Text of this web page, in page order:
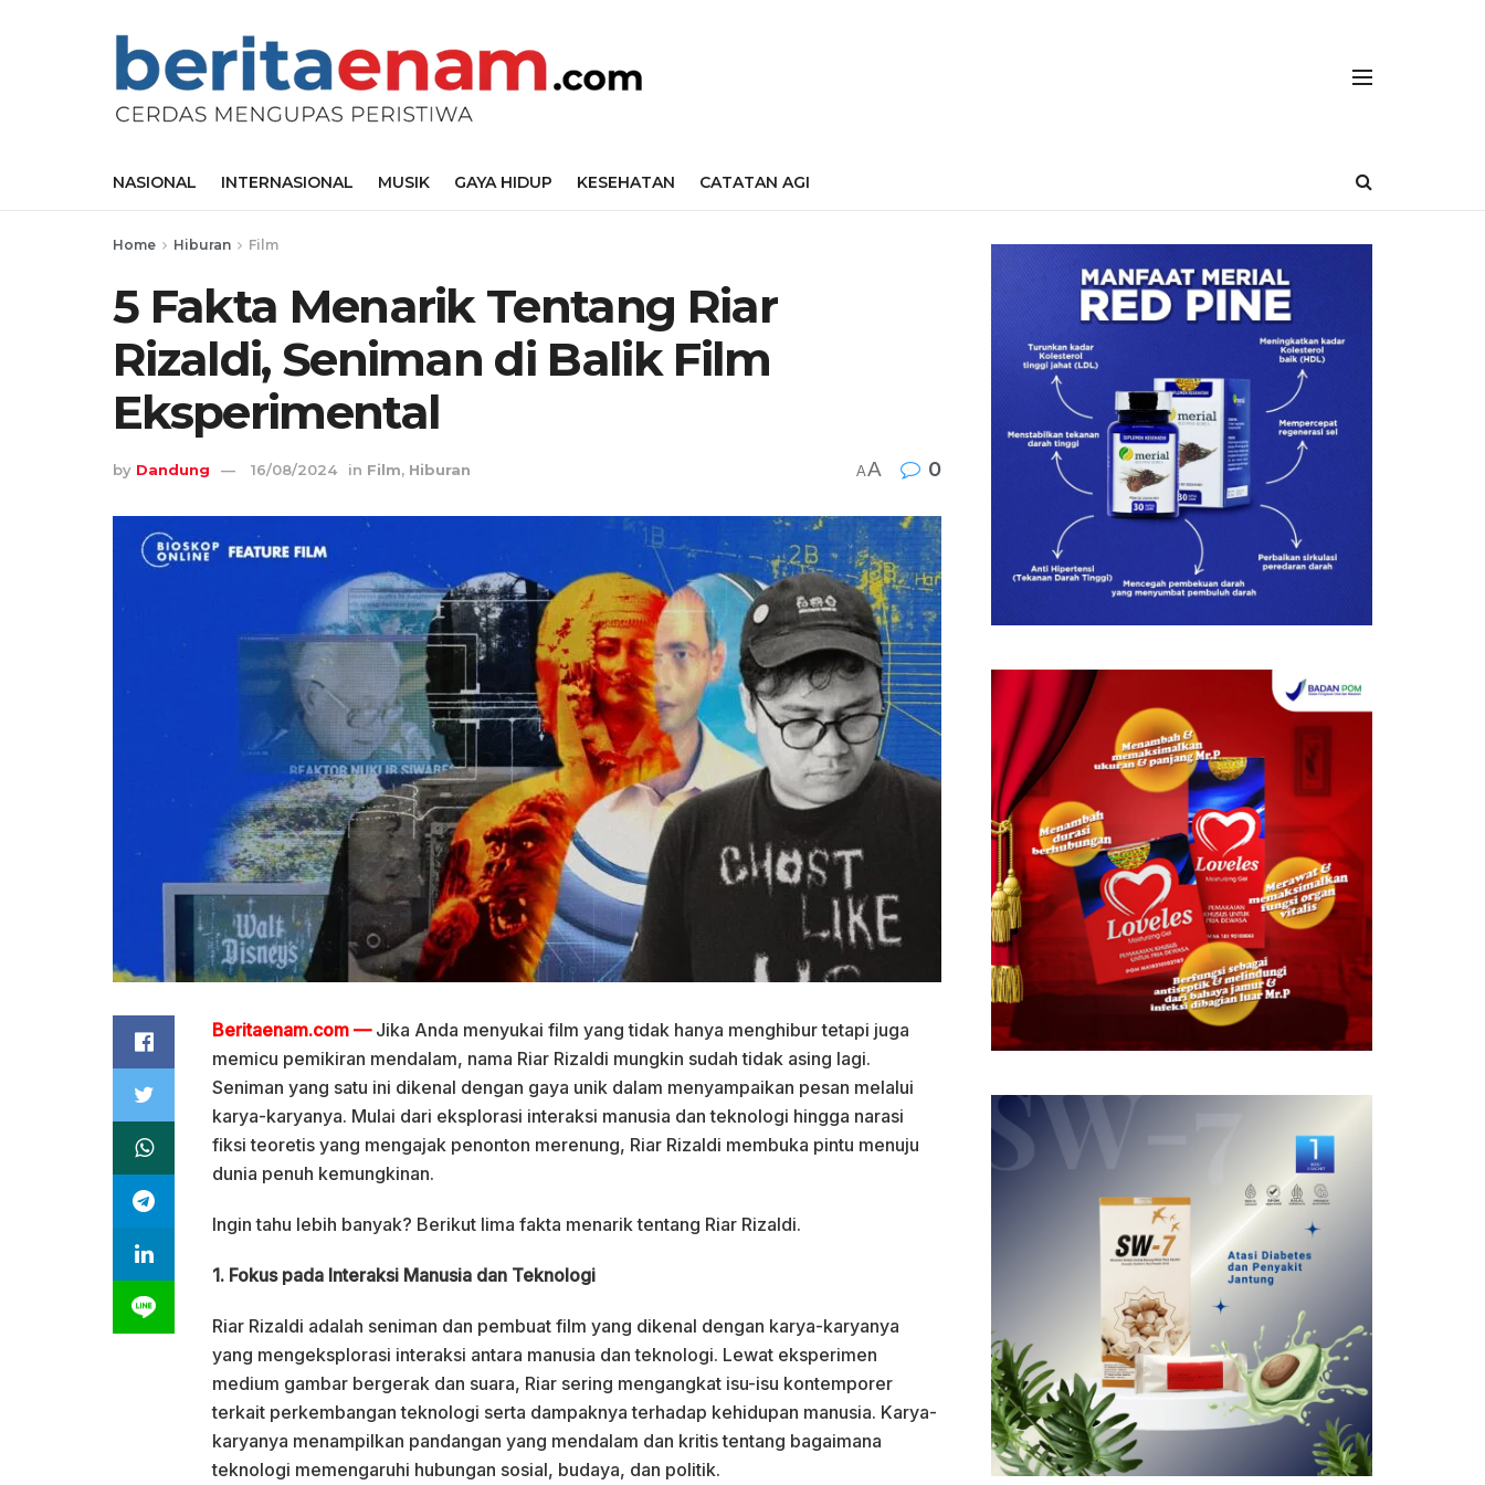
NASIONAL INTERNASIONAL MUSIK GAYA HIDUP KESEHATAN CATATAN AGI
Home Hiburan Film
5 Fakta Menarik Tentang Riar
Rizaldi, Seniman di Balik Film
Eksperimental
by Dandung 16/08/2024 in Film, Hiburan AA 0
Beritaenam.com — Jika Anda menyukai film yang tidak hanya menghibur tetapi juga
memicu pemikiran mendalam, nama Riar Rizaldi mungkin sudah tidak asing lagi.
Seniman yang satu ini dikenal dengan gaya unik dalam menyampaikan pesan melalui
karya-karyanya. Mulai dari eksplorasi interaksi manusia dan teknologi hingga narasi
fiksi teoretis yang mengajak penonton merenung, Riar Rizaldi membuka pintu menuju
dunia penuh kemungkinan.
Ingin tahu lebih banyak? Berikut lima fakta menarik tentang Riar Rizaldi.
1. Fokus pada Interaksi Manusia dan Teknologi
Riar Rizaldi adalah seniman dan pembuat film yang dikenal dengan karya-karyanya
yang mengeksplorasi interaksi antara manusia dan teknologi. Lewat eksperimen
medium gambar bergerak dan suara, Riar sering mengangkat isu-isu kontemporer
terkait perkembangan teknologi serta dampaknya terhadap kehidupan manusia. Karya-
karyanya menampilkan pandangan yang mendalam dan kritis tentang bagaimana
teknologi memengaruhi hubungan sosial, budaya, dan politik.